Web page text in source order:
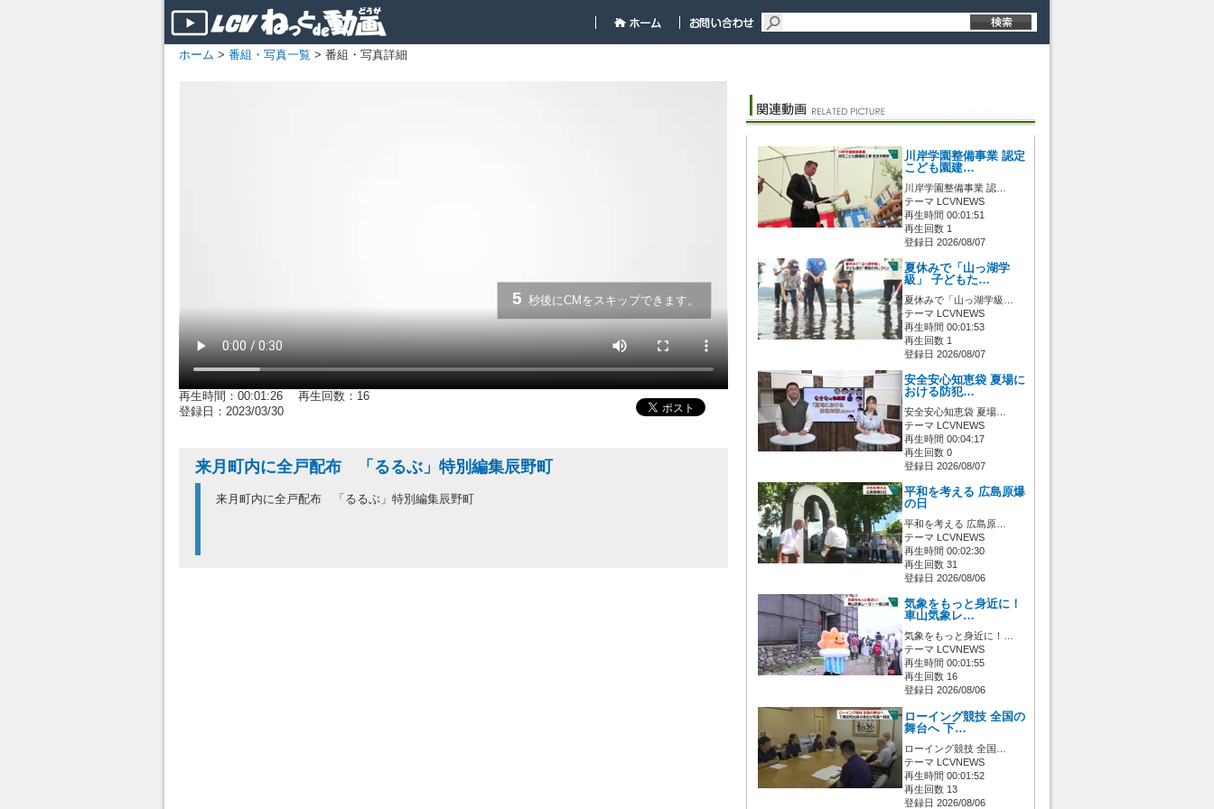
ホーム > 番組・写真一覧 > 番組・写真詳細
5 秒後にCMをスキップできます。
再生時間：00:01:26 再生回数：16
登録日：2023/03/30
来月町内に全戸配布 「るるぶ」特別編集辰野町
来月町内に全戸配布 「るるぶ」特別編集辰野町
川岸学園整備事業 認定
こども園建…
川岸学園整備事業 認…
テーマ LCVNEWS
再生時間 00:01:51
再生回数 1
登録日 2026/08/07
夏休みで「山っ湖学
級」 子どもた…
夏休みで「山っ湖学級…
テーマ LCVNEWS
再生時間 00:01:53
再生回数 1
登録日 2026/08/07
安全安心知恵袋 夏場に
おける防犯…
安全安心知恵袋 夏場…
テーマ LCVNEWS
再生時間 00:04:17
再生回数 0
登録日 2026/08/07
平和を考える 広島原爆
の日
平和を考える 広島原…
テーマ LCVNEWS
再生時間 00:02:30
再生回数 31
登録日 2026/08/06
気象をもっと身近に！
車山気象レ…
気象をもっと身近に！…
テーマ LCVNEWS
再生時間 00:01:55
再生回数 16
登録日 2026/08/06
ローイング競技 全国の
舞台へ 下…
ローイング競技 全国…
テーマ LCVNEWS
再生時間 00:01:52
再生回数 13
登録日 2026/08/06